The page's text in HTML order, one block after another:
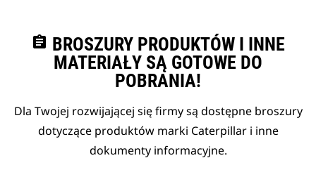
assignment BROSZURY PRODUKTÓW I INNE
MATERIAŁY SĄ GOTOWE DO
POBRANIA!
Dla Twojej rozwijającej się firmy są dostępne broszury
dotyczące produktów marki Caterpillar i inne
dokumenty informacyjne.